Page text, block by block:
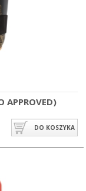
APPROVED)
DO KOSZYKA